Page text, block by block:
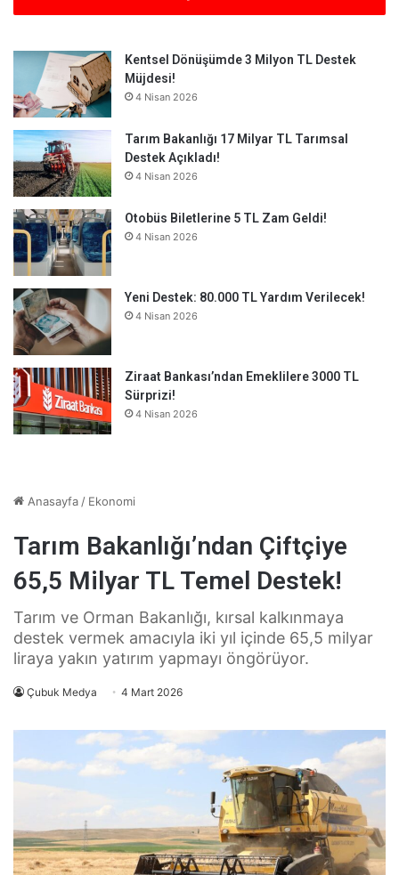
Kentsel Dönüşümde 3 Milyon TL Destek
Müjdesi!
4 Nisan 2026
Tarım Bakanlığı 17 Milyar TL Tarımsal
Destek Açıkladı!
4 Nisan 2026
Otobüs Biletlerine 5 TL Zam Geldi!
4 Nisan 2026
Yeni Destek: 80.000 TL Yardım Verilecek!
4 Nisan 2026
Ziraat Bankası’ndan Emeklilere 3000 TL
Sürprizi!
4 Nisan 2026